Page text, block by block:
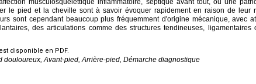
le pied et la cheville sont à savoir évoquer rapidement en raison de leur
sont cependant beaucoup plus fréquemment d'origine mécanique, avec
des articulations comme des structures tendineuses, ligamentaires
disponible en PDF.
douloureux, Avant-pied, Arrière-pied, Démarche diagnostique